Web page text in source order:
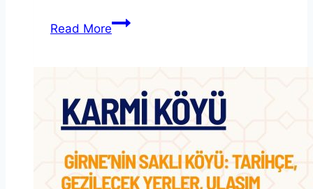
Read MoreKıbrıs
En
Detaylı
ve
Güncel
Gezi